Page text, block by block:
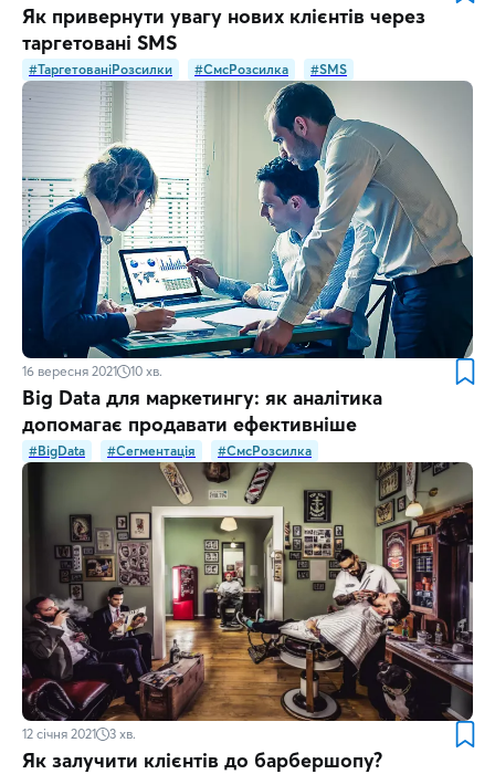
Як привернути увагу нових клієнтів через
таргетовані SMS
#ТаргетованіРозсилки #СмсРозсилка #SMS
16 вересня 2021 10 хв.
Big Data для маркетингу: як аналітика
допомагає продавати ефективніше
#BigData #Сегментація #СмсРозсилка
12 січня 2021 3 хв.
Як залучити клієнтів до барбершопу?